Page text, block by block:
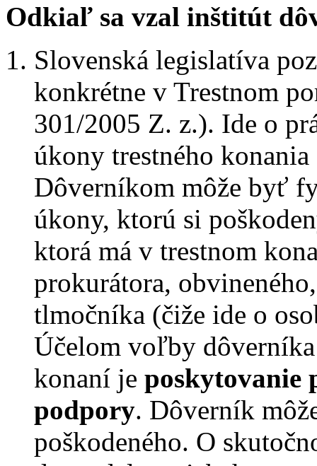
Odkiaľ sa vzal inštitút
Slovenská legislatíva
konkrétne v Trestnom
301/2005 Z. z.). Ide o
úkony trestného
Dôverníkom môže byť
úkony, ktorú si
ktorá má v trestnom
prokurátora,
tlmočníka (čiže ide o
Účelom voľby
konaní je poskytovanie
podpory. Dôverník
poškodeného. O